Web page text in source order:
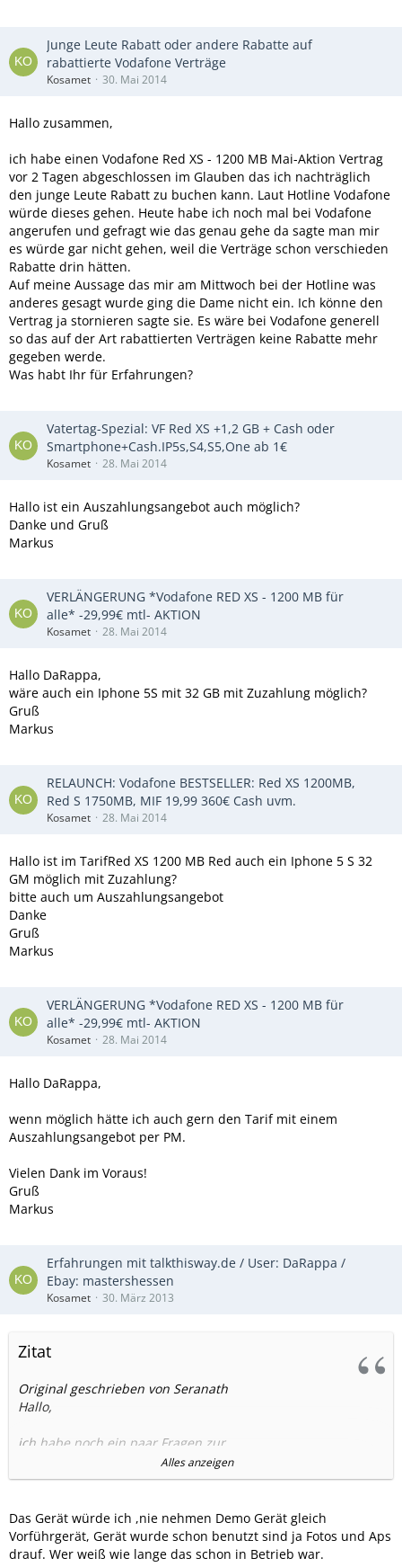
Junge Leute Rabatt oder andere Rabatte auf
rabattierte Vodafone Verträge
Kosamet 30. Mai 2014
Hallo zusammen,
ich habe einen Vodafone Red XS - 1200 MB Mai-Aktion Vertrag
vor 2 Tagen abgeschlossen im Glauben das ich nachträglich
den junge Leute Rabatt zu buchen kann. Laut Hotline Vodafone
würde dieses gehen. Heute habe ich noch mal bei Vodafone
angerufen und gefragt wie das genau gehe da sagte man mir
es würde gar nicht gehen, weil die Verträge schon verschieden
Rabatte drin hätten.
Auf meine Aussage das mir am Mittwoch bei der Hotline was
anderes gesagt wurde ging die Dame nicht ein. Ich könne den
Vertrag ja stornieren sagte sie. Es wäre bei Vodafone generell
so das auf der Art rabattierten Verträgen keine Rabatte mehr
gegeben werde.
Was habt Ihr für Erfahrungen?
Vatertag-Spezial: VF Red XS +1,2 GB + Cash oder
Smartphone+Cash.IP5s,S4,S5,One ab 1€
Kosamet 28. Mai 2014
Hallo ist ein Auszahlungsangebot auch möglich?
Danke und Gruß
Markus
VERLÄNGERUNG *Vodafone RED XS - 1200 MB für
alle* -29,99€ mtl- AKTION
Kosamet 28. Mai 2014
Hallo DaRappa,
wäre auch ein Iphone 5S mit 32 GB mit Zuzahlung möglich?
Gruß
Markus
RELAUNCH: Vodafone BESTSELLER: Red XS 1200MB,
Red S 1750MB, MIF 19,99 360€ Cash uvm.
Kosamet 28. Mai 2014
Hallo ist im TarifRed XS 1200 MB Red auch ein Iphone 5 S 32
GM möglich mit Zuzahlung?
bitte auch um Auszahlungsangebot
Danke
Gruß
Markus
VERLÄNGERUNG *Vodafone RED XS - 1200 MB für
alle* -29,99€ mtl- AKTION
Kosamet 28. Mai 2014
Hallo DaRappa,
wenn möglich hätte ich auch gern den Tarif mit einem
Auszahlungsangebot per PM.
Vielen Dank im Voraus!
Gruß
Markus
Erfahrungen mit talkthisway.de / User: DaRappa /
Ebay: mastershessen
Kosamet 30. März 2013
Zitat
Original geschrieben von Seranath
Hallo,
ich habe noch ein paar Fragen zur
Lieferung/Vertrag/Iphone, welches am Donnerstag ankam (
Bestellnr. 200028458):
-der Vertrag läuft seit dem 22.3, das Gerät kam aber erst am
28.3 hier an und kann somit auch erst seit diesem Zeitpunkt
genutzt werden. Abrechnungszeitraum ist also erst ab dem
Alles anzeigen
Das Gerät würde ich ,nie nehmen Demo Gerät gleich
Vorführgerät, Gerät wurde schon benutzt sind ja Fotos und Aps
drauf. Wer weiß wie lange das schon in Betrieb war.